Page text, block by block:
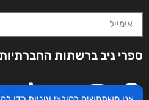
ספרי ניב ברשתות החברתיות